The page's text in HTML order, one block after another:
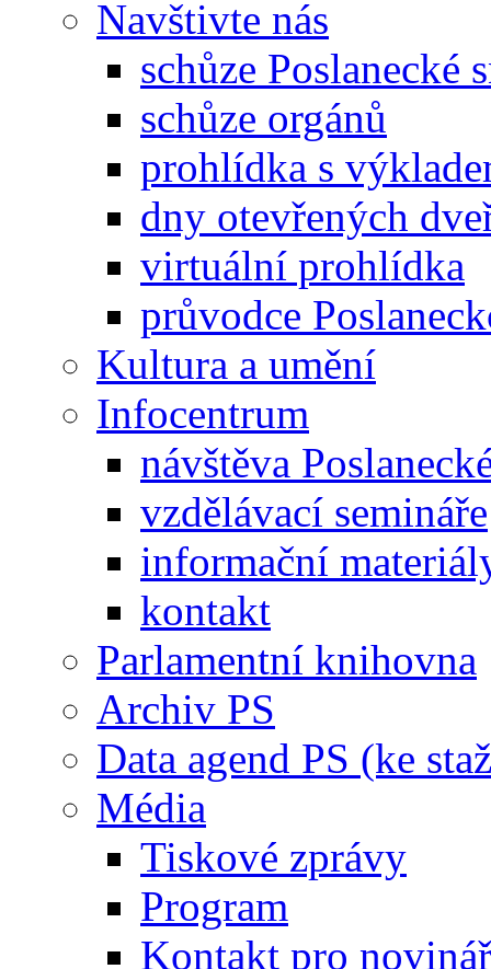
Navštivte nás
schůze Poslanecké
schůze orgánů
prohlídka s
dny otevřených
virtuální prohlídka
průvodce
Kultura a umění
Infocentrum
návštěva
vzdělávací semináře
informační
kontakt
Parlamentní knihovna
Archiv PS
Data agend PS (ke
Média
Tiskové zprávy
Program
Kontakt pro